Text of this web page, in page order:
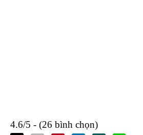
4.6/5 - (26 bình chọn)